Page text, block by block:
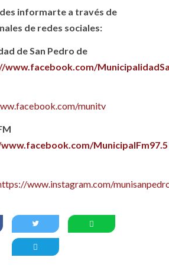
informarte a través de
de redes sociales:
de San Pedro de
www.facebook.com/
munitv
MunicipalFm97.5
www.instagram.com/